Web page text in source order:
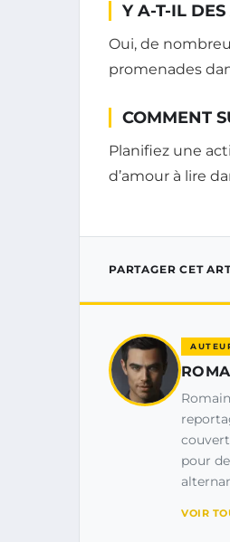
Y A-T-IL
Oui, de
promenades
COMMENT
Planifiez une
d’amour à lire
PARTAGER CET
pour
VOIR